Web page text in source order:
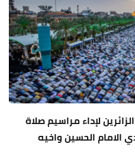
لإداء مراسيم صلاة
الامام الحسين واخيه